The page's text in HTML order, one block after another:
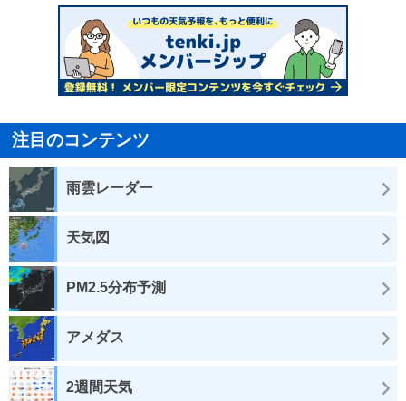
注目のコンテンツ
雨雲レーダー
天気図
PM2.5分布予測
アメダス
2週間天気